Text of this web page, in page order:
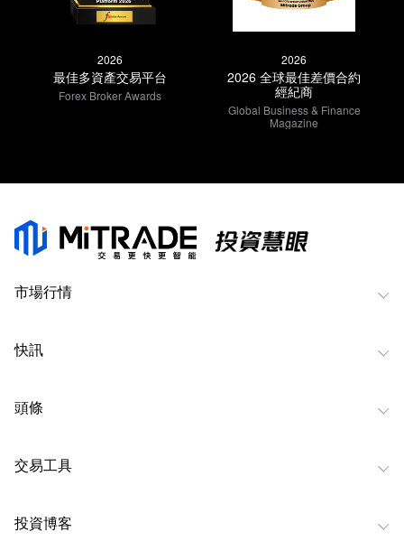
2026
最佳多資產交易平台
Forex Broker Awards
2026
2026 全球最佳差價合約
經紀商
Global Business & Finance
Magazine
市場行情
快訊
頭條
交易工具
投資博客